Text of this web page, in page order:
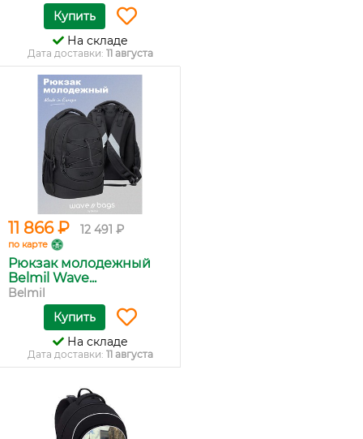
Купить
На складе
Дата доставки: 11 августа
11 866 ₽ 12 491 ₽
по карте
Рюкзак молодежный
Belmil Wave...
Belmil
Купить
На складе
Дата доставки: 11 августа